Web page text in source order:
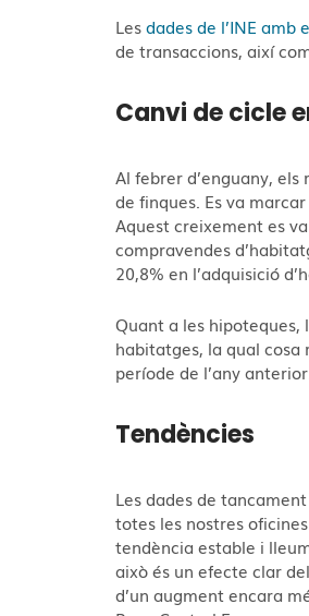
Lesdades de l’INE
de transaccions, així
Canvi de cicle
Al febrer d’enguany,
de finques. Es va
Aquest creixement es
compravendes
20,8% en l’adquisició
Quant a les hipoteques,
habitatges, la qual
període de l’any anterior.
Tendències
Les dades de
totes les nostres
tendència estable i
això és un efecte clar
d’un augment encara